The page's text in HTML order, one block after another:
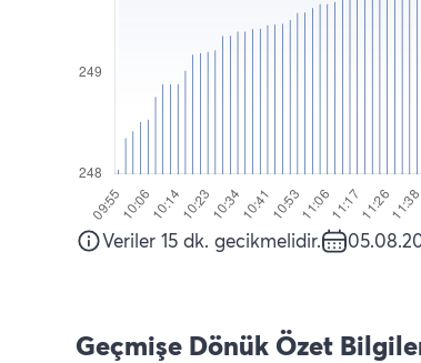
Veriler 15 dk. gecikmelidir.
Geçmişe Dönük Özet